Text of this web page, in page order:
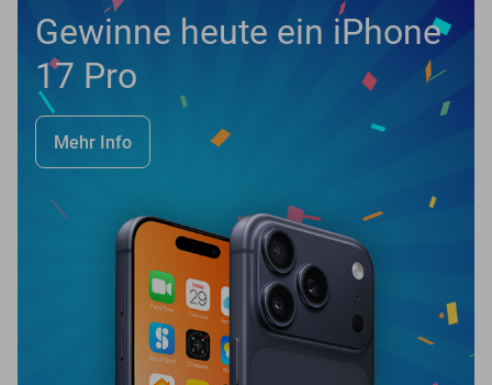
Gewinne heute ein iPhone
17 Pro
Mehr Info